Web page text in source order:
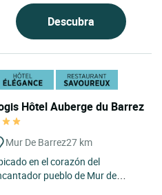
Descubra
Hôtel Auberge du Barrez
Mur De Barrez27 km
en el corazón del
pueblo de Mur de